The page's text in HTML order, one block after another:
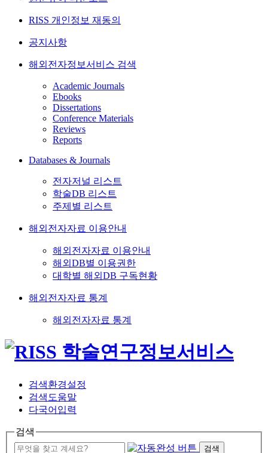
RISS 개인정보 재동의
공지사항
해외전자정보서비스 검색
Academic Journals
Ebooks
Dissertations
Conference Materials
Reviews
Reports
Databases & Journals
전자저널 리스트
학술DB 리스트
주제별 리스트
해외전자자료 이용안내
해외전자자료 이용안내
해외DB별 이용권한
대학별 해외DB 구독현황
해외전자자료 통계
해외전자자료 통계
검색환경설정
검색도움말
다국어입력
검색
검색